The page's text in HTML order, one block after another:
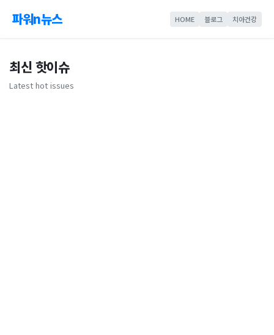
파워n뉴스 HOME 블로그 치아건강
최신 핫이슈
Latest hot issues